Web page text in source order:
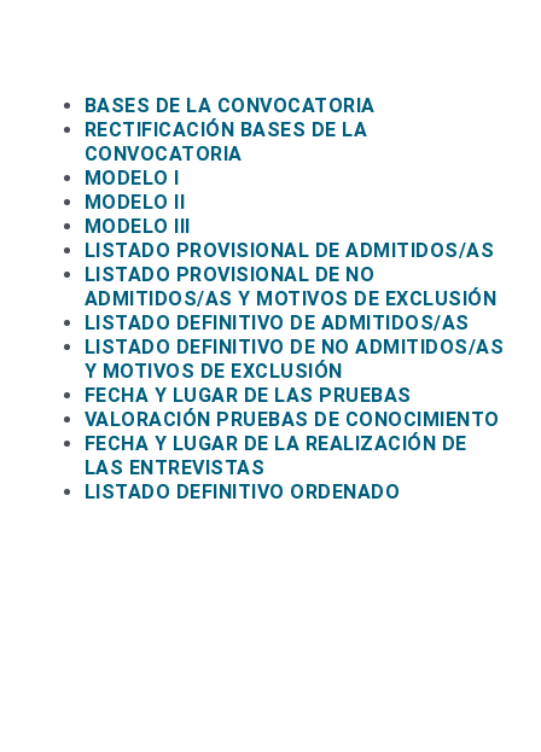
BASES DE LA CONVOCATORIA
RECTIFICACIÓN BASES DE LA
CONVOCATORIA
MODELO I
MODELO II
MODELO III
LISTADO PROVISIONAL DE ADMITIDOS/AS
LISTADO PROVISIONAL DE NO
ADMITIDOS/AS Y MOTIVOS DE EXCLUSIÓN
LISTADO DEFINITIVO DE ADMITIDOS/AS
LISTADO DEFINITIVO DE NO ADMITIDOS/AS
Y MOTIVOS DE EXCLUSIÓN
FECHA Y LUGAR DE LAS PRUEBAS
VALORACIÓN PRUEBAS DE CONOCIMIENTO
FECHA Y LUGAR DE LA REALIZACIÓN DE
LAS ENTREVISTAS
LISTADO DEFINITIVO ORDENADO